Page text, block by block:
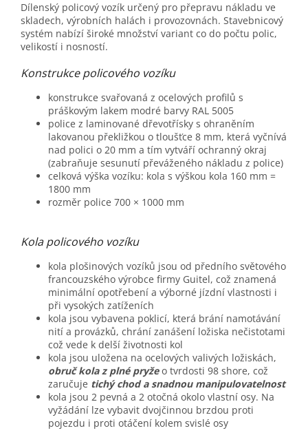
Dílenský policový vozík určený pro přepravu nákladu ve
skladech, výrobních halách i provozovnách. Stavebnicový
systém nabízí široké množství variant co do počtu polic,
velikostí i nosností.
Konstrukce policového vozíku
konstrukce svařovaná z ocelových profilů s
práškovým lakem modré barvy RAL 5005
police z laminované dřevotřísky s ohraněním
lakovanou překližkou o tloušťce 8 mm, která vyčnívá
nad polici o 20 mm a tím vytváří ochranný okraj
(zabraňuje sesunutí převáženého nákladu z police)
celková výška vozíku: kola s výškou kola 160 mm =
1800 mm
rozměr police 700 × 1000 mm
Kola policového vozíku
kola plošinových vozíků jsou od předního světového
francouzského výrobce firmy Guitel, což znamená
minimální opotřebení a výborné jízdní vlastnosti i
při vysokých zatíženích
kola jsou vybavena poklicí, která brání namotávání
nití a provázků, chrání zanášení ložiska nečistotami
což vede k delší životnosti kol
kola jsou uložena na ocelových valivých ložiskách,
obruč kola z plné pryžeo tvrdosti 98 shore, což
zaručuje tichý chod a snadnou manipulovatelnost
kola jsou 2 pevná a 2 otočná okolo vlastní osy. Na
vyžádání lze vybavit dvojčinnou brzdou proti
pojezdu i proti otáčení kolem svislé osy